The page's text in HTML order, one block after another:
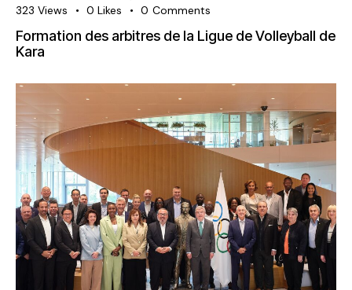
323 Views 0 Likes 0 Comments
Formation des arbitres de la Ligue de Volleyball de
Kara